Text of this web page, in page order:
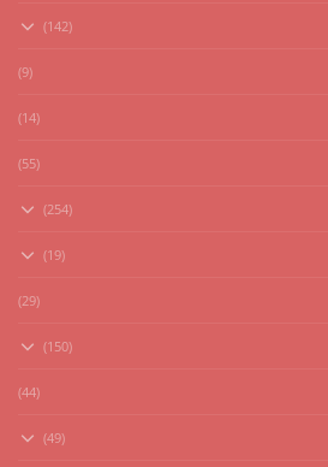
(142)
(9)
(14)
(55)
(254)
(19)
(29)
(150)
(44)
(49)